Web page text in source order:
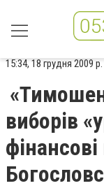
15:34, 18 грудня 2009 р.
виборів